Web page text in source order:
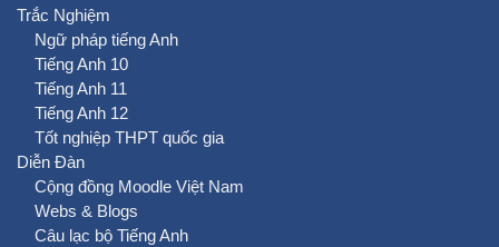
Trắc Nghiệm
Ngữ pháp tiếng Anh
Tiếng Anh 10
Tiếng Anh 11
Tiếng Anh 12
Tốt nghiệp THPT quốc gia
Diễn Đàn
Cộng đồng Moodle Việt Nam
Webs & Blogs
Câu lạc bộ Tiếng Anh